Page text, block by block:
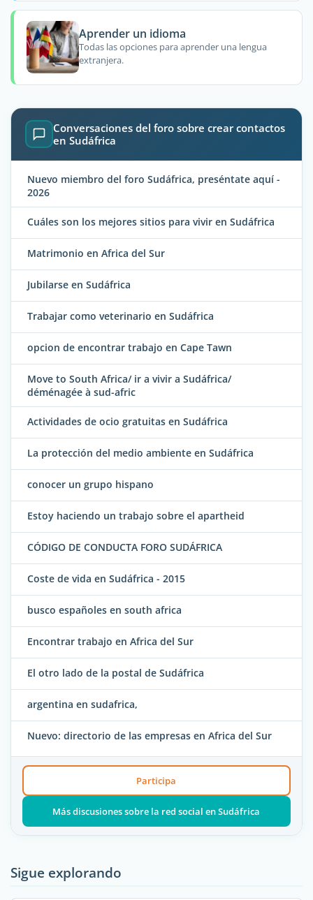
Aprender un idioma
Todas las opciones para aprender una lengua
extranjera.
Conversaciones del foro sobre crear contactos
en Sudáfrica
Nuevo miembro del foro Sudáfrica, preséntate aquí -
2026
Cuáles son los mejores sitios para vivir en Sudáfrica
Matrimonio en Africa del Sur
Jubilarse en Sudáfrica
Trabajar como veterinario en Sudáfrica
opcion de encontrar trabajo en Cape Tawn
Move to South Africa/ ir a vivir a Sudáfrica/
déménagée à sud-afric
Actividades de ocio gratuitas en Sudáfrica
La protección del medio ambiente en Sudáfrica
conocer un grupo hispano
Estoy haciendo un trabajo sobre el apartheid
CÓDIGO DE CONDUCTA FORO SUDÁFRICA
Coste de vida en Sudáfrica - 2015
busco españoles en south africa
Encontrar trabajo en Africa del Sur
El otro lado de la postal de Sudáfrica
argentina en sudafrica,
Nuevo: directorio de las empresas en Africa del Sur
Participa
Más discusiones sobre la red social en Sudáfrica
Sigue explorando